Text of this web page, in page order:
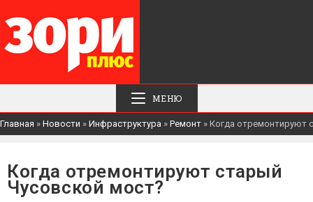
МЕНЮ
Главная » Новости » Инфраструктура » Ремонт » Когда отремонтируют
Когда отремонтируют старый
Чусовской мост?